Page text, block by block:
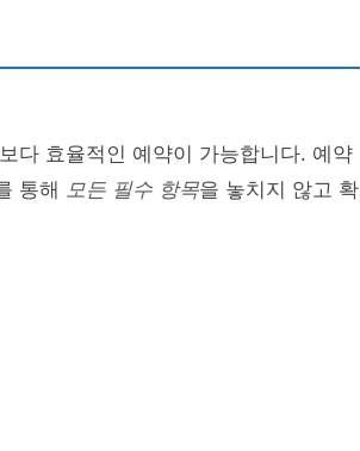
다 효율적인 예약이 가능합니다. 예약
통해 모든 필수 항목을 놓치지 않고 확